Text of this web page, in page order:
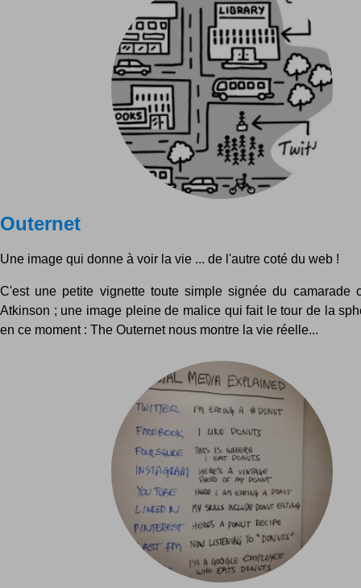
Outernet
Une image qui donne à voir la vie ... de l'autre coté du web !
C'est une petite vignette toute simple signée du camarade
Atkinson ; une image pleine de malice qui fait le tour de la
en ce moment : The Outernet nous montre la vie réelle...